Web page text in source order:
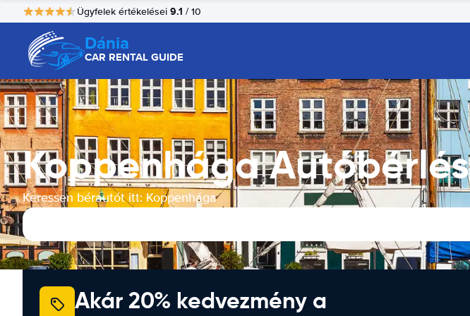
Ügyfelek értékelései 9.1 / 10
Dánia
CAR RENTAL GUIDE
Koppenhága Autóbérlés
Keressen bérautót itt: Koppenhága
Akár 20% kedvezmény a